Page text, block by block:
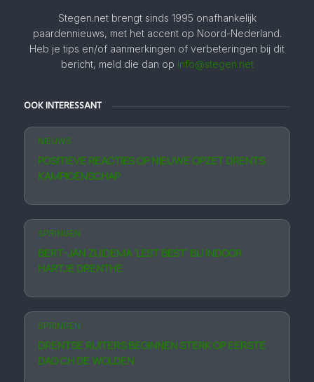
Stegen.net brengt sinds 1995 onafhankelijk
paardennieuws, met het accent op Noord-Nederland.
Heb je tips en/of aanmerkingen of verbeteringen bij dit
bericht, meld die dan op info@stegen.net
OOK INTERESSANT
NIEUWS
POSITIEVE REACTIES OP NIEUWE OPZET DRENTS
KAMPIOENSCHAP
SPRINGEN
BERT-JAN ZUIDEMA ‘LEST BEST’ BIJ INDOOR
HARTJE DRENTHE
SPRINGEN
DRENTSE RUITERS BEGINNEN STERK OP EERSTE
DAG CH DE WOLDEN